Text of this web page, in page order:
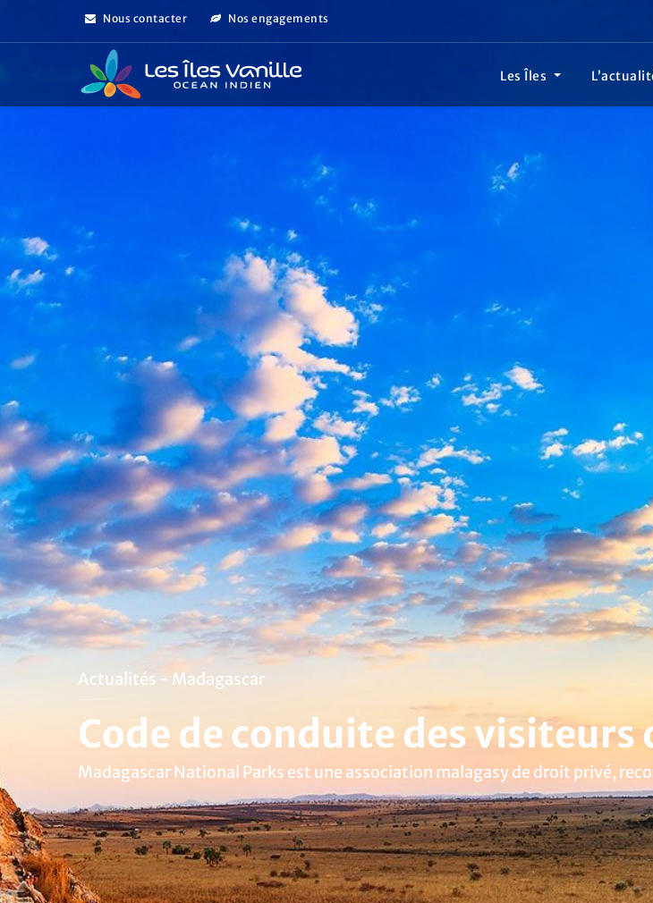
Nous contacter Nos engagements
Les Îles
Actualités - Madagascar
Code de conduite des
Madagascar National Parks est une association malagasy de droit privé,